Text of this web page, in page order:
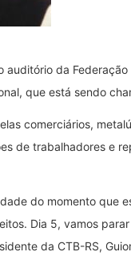
da
que está sendo
comerciários,
de trabalhadores e
do momento que
Dia 5, vamos
da CTB-RS,